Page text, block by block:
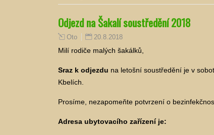
Odjezd na Šakalí soustředění 2018
Oto 20.8.2018
Milí rodiče malých šakálků,
Sraz k odjezdu na letošní soustředění je v
Kbelích.
Prosíme, nezapomeňte potvrzení o
Adresa ubytovacího zařízení je: